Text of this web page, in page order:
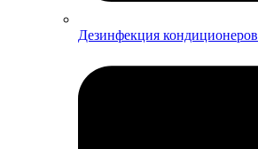
Дезинфекция кондиционеров